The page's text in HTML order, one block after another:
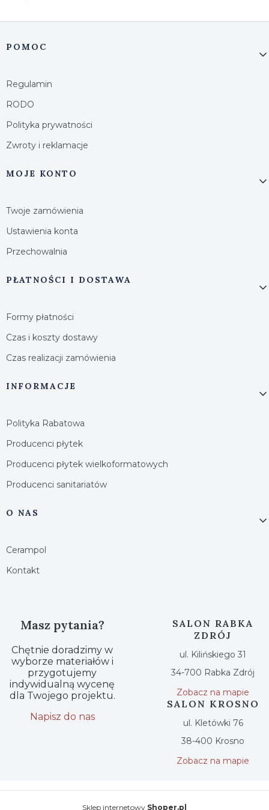
Linki w stopce
POMOC
Regulamin
RODO
Polityka prywatności
Zwroty i reklamacje
MOJE KONTO
Twoje zamówienia
Ustawienia konta
Przechowalnia
PŁATNOŚCI I DOSTAWA
Formy płatności
Czas i koszty dostawy
Czas realizacji zamówienia
INFORMACJE
Polityka Rabatowa
Producenci płytek
Producenci płytek wielkoformatowych
Producenci sanitariatów
O NAS
Cerampol
Kontakt
Masz pytania?
Chętnie doradzimy w
wyborze materiałów i
przygotujemy
indywidualną wycenę
dla Twojego projektu.
Napisz do nas
SALON RABKA
ZDRÓJ
ul. Kilińskiego 31
34-700 Rabka Zdrój
Zobacz na mapie
SALON KROSNO
ul. Kletówki 76
38-400 Krosno
Zobacz na mapie
Sklep internetowy Shoper.pl